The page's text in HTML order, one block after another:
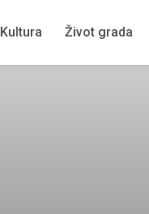
Kultura Život grada